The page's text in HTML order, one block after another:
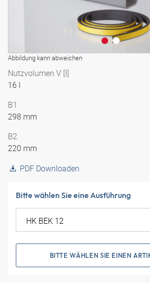
Abbildung kann abweichen
Nutzvolumen V [I]
16 l
B1
298 mm
B2
220 mm
PDF Downloaden
Bitte wählen Sie eine Ausführung
BITTE WÄHLEN SIE EINEN